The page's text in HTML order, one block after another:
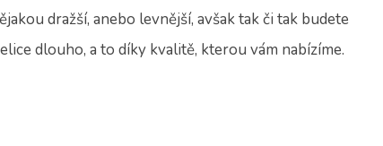
dražší, anebo levnější, avšak tak či tak budete
dlouho, a to díky kvalitě, kterou vám nabízíme.